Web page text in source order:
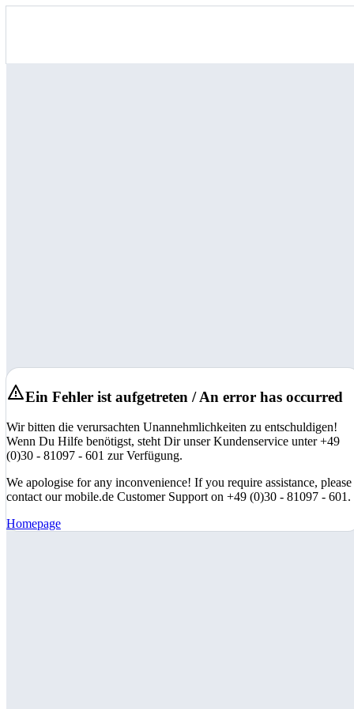
Ein Fehler ist aufgetreten / An error has occurred
Wir bitten die verursachten Unannehmlichkeiten zu entschuldigen!
Wenn Du Hilfe benötigst, steht Dir unser Kundenservice unter +49
(0)30 - 81097 - 601 zur Verfügung.
We apologise for any inconvenience! If you require assistance, please
contact our mobile.de Customer Support on +49 (0)30 - 81097 - 601.
Homepage